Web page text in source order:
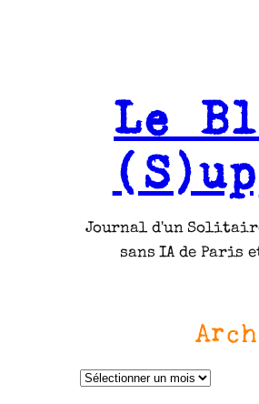
Le
Journal d'un
sans IA de Paris
A